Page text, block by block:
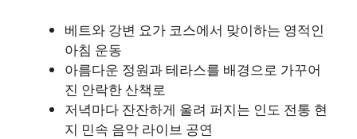
베트와 강변 요가 코스에서 맞이하는 영적인
아침 운동
아름다운 정원과 테라스를 배경으로 가꾸어
진 안락한 산책로
저녁마다 잔잔하게 울려 퍼지는 인도 전통 현
지 민속 음악 라이브 공연